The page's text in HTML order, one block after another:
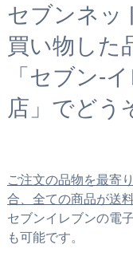
セブンネッ
買い物した
「セブン‐
店」でどう
ご注文の品物を最寄
合、全ての商品が送
セブンイレブンの電
も可能です。